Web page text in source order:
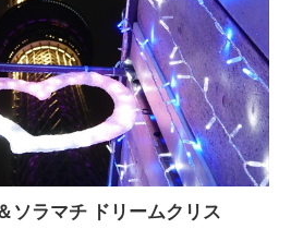
ソラマチ ドリームクリス